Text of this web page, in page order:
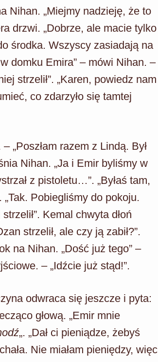
Nihan. „Miejmy nadzieję, że to
drzwi. „Dobrze, ale macie tylko
środka. Wszyscy zasiadają na
domku Emira” – mówi Nihan. –
strzelił”. „Karen, powiedz nam
co zdarzyło się tamtej
„Poszłam razem z Lindą. Był
Nihan. „Ja i Emir byliśmy w
z pistoletu…”. „Byłaś tam,
„Tak. Pobiegliśmy do pokoju.
Kemal chwyta dłoń
strzelił, ale czy ją zabił?”.
na Nihan. „Dość już tego” –
– „Idźcie już stąd!”.
odwraca się jeszcze i pyta:
głową. „Emir mnie
„. „Dał ci pieniądze, żebyś
Nie miałam pieniędzy, więc